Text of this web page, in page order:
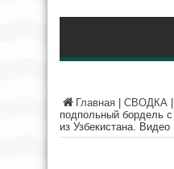
Главная СВОДКА
подпольный бордель
из Узбекистана. Видео